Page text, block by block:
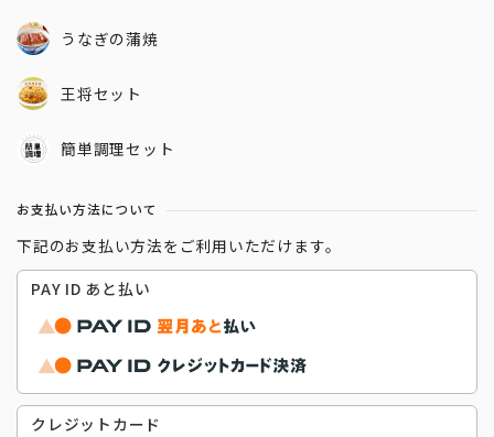
うなぎの蒲焼
王将セット
簡単調理セット
お支払い方法について
下記のお支払い方法をご利用いただけます。
PAY ID あと払い
クレジットカード